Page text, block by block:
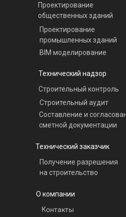
Технический заказчик
Получение разрешения
на строительство
Технический надзор
BIM моделирование
Проектирование
промышленных зданий
Проектирование
общественных зданий
Составление и
сметной документации
Строительный аудит
Строительный контроль
О компании
Контакты